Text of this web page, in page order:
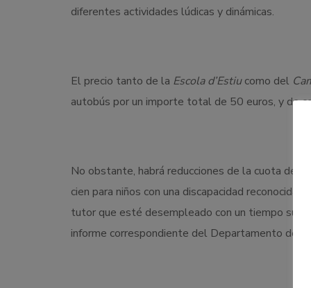
diferentes actividades lúdicas y dinámicas.
El precio tanto de la Escola d’Estiucomo del
autobús por un importe total de 50 euros, y de
No obstante, habrá reducciones de la cuota de
cien para niños con una discapacidad reconocida
tutor que esté desempleado con un tiempo
informe correspondiente del Departamento de